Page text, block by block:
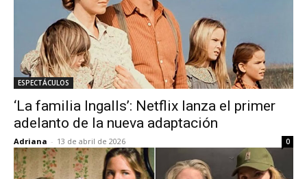
ESPECTÁCULOS
‘La familia Ingalls’: Netflix lanza el primer
adelanto de la nueva adaptación
Adriana - 13 de abril de 2026 0